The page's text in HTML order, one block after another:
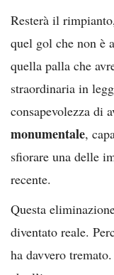
Resterà il
quel gol che non è
quella palla che
straordinaria in
consapevolezza di
monumentale,
sfiorare una delle
recente.
Questa
diventato reale.
ha davvero